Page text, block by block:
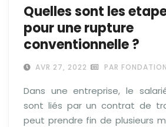
Quelles sont les
pour une rupture
conventionnelle ?
AVR 27, 2022 PAR
Dans une entreprise, le
sont liés par un contrat de
peut prendre fin de plusieurs